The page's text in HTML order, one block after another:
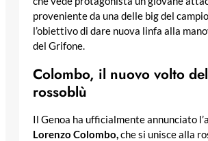
proveniente da una delle big del
l’obiettivo di dare nuova linfa alla
del Grifone.
Colombo, il nuovo volto
rossoblù
Il Genoa ha ufficialmente annunciato
Lorenzo Colombo,che si unisce alla